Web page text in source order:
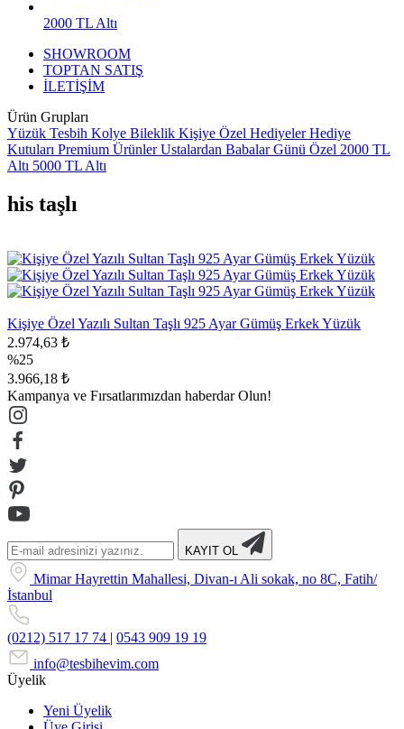
2000 TL Altı
SHOWROOM
TOPTAN SATIŞ
İLETİŞİM
Ürün Grupları
Yüzük Tesbih Kolye Bileklik Kişiye Özel Hediyeler Hediye
Kutuları Premium Ürünler Ustalardan Babalar Günü Özel 2000 TL
Altı 5000 TL Altı
his taşlı
Kişiye Özel Yazılı Sultan Taşlı 925 Ayar Gümüş Erkek Yüzük
2.974,63 ₺
%25
3.966,18 ₺
Kampanya ve Fırsatlarımızdan haberdar Olun!
KAYIT OL
Mimar Hayrettin Mahallesi, Divan-ı Ali sokak, no 8C, Fatih/
İstanbul
(0212) 517 17 74 | 0543 909 19 19
info@tesbihevim.com
Üyelik
Yeni Üyelik